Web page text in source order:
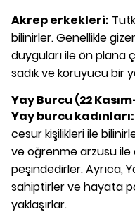
Akrep erkekleri:
bilinirler. Genellikle
duyguları ile ön plana
sadık ve koruyucu bir
Yay Burcu (22
Yay burcu kadınları:
cesur kişilikleri ile
ve öğrenme arzusu
peşindedirler. Ayrıca,
sahiptirler ve hayata
yaklaşırlar.